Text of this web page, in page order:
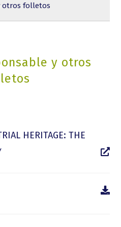
otros folletos
y otros
HERITAGE: THE